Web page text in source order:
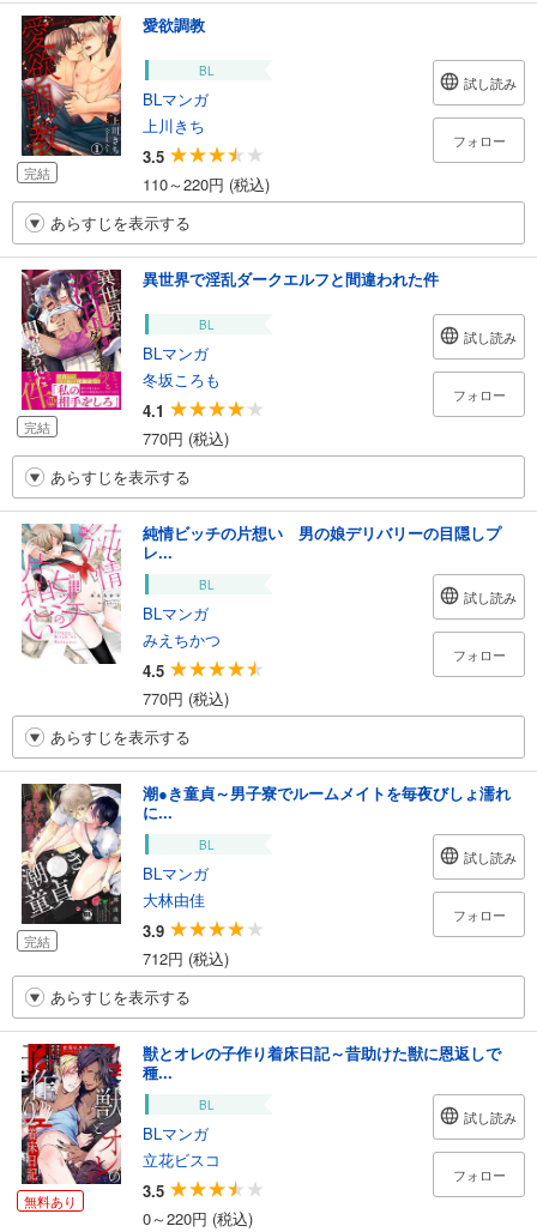
完結
愛欲調教
BL
BLマンガ
上川きち
3.5
110～220円 (税込)
試し読み
フォロー
あらすじを表示する
完結
異世界で淫乱ダークエルフと間違われた件
BL
BLマンガ
冬坂ころも
4.1
770円 (税込)
試し読み
フォロー
あらすじを表示する
純情ビッチの片想い 男の娘デリバリーの目隠しプ
レ...
BL
BLマンガ
みえちかつ
4.5
770円 (税込)
試し読み
フォロー
あらすじを表示する
完結
潮●き童貞～男子寮でルームメイトを毎夜びしょ濡れ
に...
BL
BLマンガ
大林由佳
3.9
712円 (税込)
試し読み
フォロー
あらすじを表示する
無料あり
獣とオレの子作り着床日記～昔助けた獣に恩返しで
種...
BL
BLマンガ
立花ビスコ
3.5
0～220円 (税込)
試し読み
フォロー